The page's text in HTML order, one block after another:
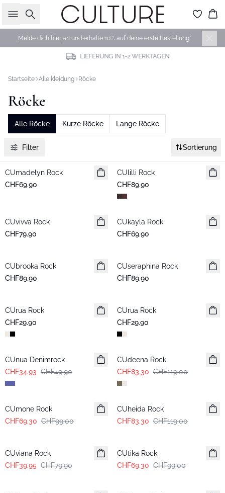
Suche
Melde dich hieran und erhalte 10% auf deine erste Bestellung*
LIEFERUNG IN 1-2 WERKTAGEN
Startseite Alle kleidung Röcke
Röcke
Alle Röcke Kurze Röcke Lange Röcke
Filter Sortierung
Neuheiten
CUmadelyn Rock
CHF69.90
Neuheiten
CUlilli Rock
CHF89.90
Neuheiten
CUvivva Rock
CHF79.90
Neuheiten
CUkayla Rock
CHF69.90
Neuheiten
CUbrooka Rock
CHF89.90
Neuheiten
CUseraphina Rock
CHF89.90
Neuheiten
CUrua Rock
CHF29.90
Neuheiten
CUrua Rock
CHF29.90
-30%
CUnua Denimrock
CHF34.93 CHF49.90
-30%
CUdeena Rock
CHF83.30 CHF119.00
-30%
CUmone Rock
CHF69.30 CHF99.00
-30%
CUheida Rock
CHF83.30 CHF119.00
CUviana Rock
CHF39.95 CHF79.90
CUtika Rock
CHF69.30 CHF99.00